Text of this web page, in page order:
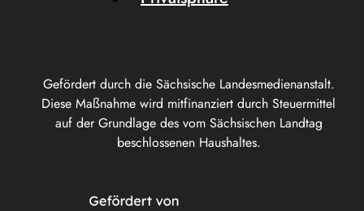
Gefördert durch die Sächsische Landesmedienanstalt.
Diese Maßnahme wird mitfinanziert durch Steuermittel
auf der Grundlage des vom Sächsischen Landtag
beschlossenen Haushaltes.